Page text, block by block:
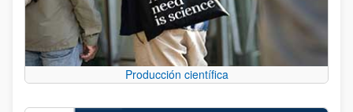
Producción científica